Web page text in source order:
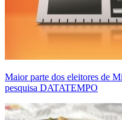
Maior parte dos eleitores de
pesquisa DATATEMPO